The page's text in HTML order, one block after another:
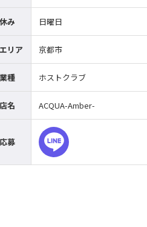
休み 日曜日
エリア 京都市
業種 ホストクラブ
店名 ACQUA-Amber-
応募